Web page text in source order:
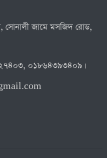
সোনালী জামে মসজিদ রোড,
০১৮৬৪৩৯৩৪০৯।